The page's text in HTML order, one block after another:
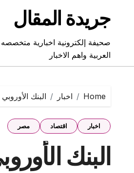
contentجريدة المقال
صحيفة إلكترونية اخبارية
العربية واهم الاخبار
Home اخبار البنك
اخبار اقتصاد مصر
البنك